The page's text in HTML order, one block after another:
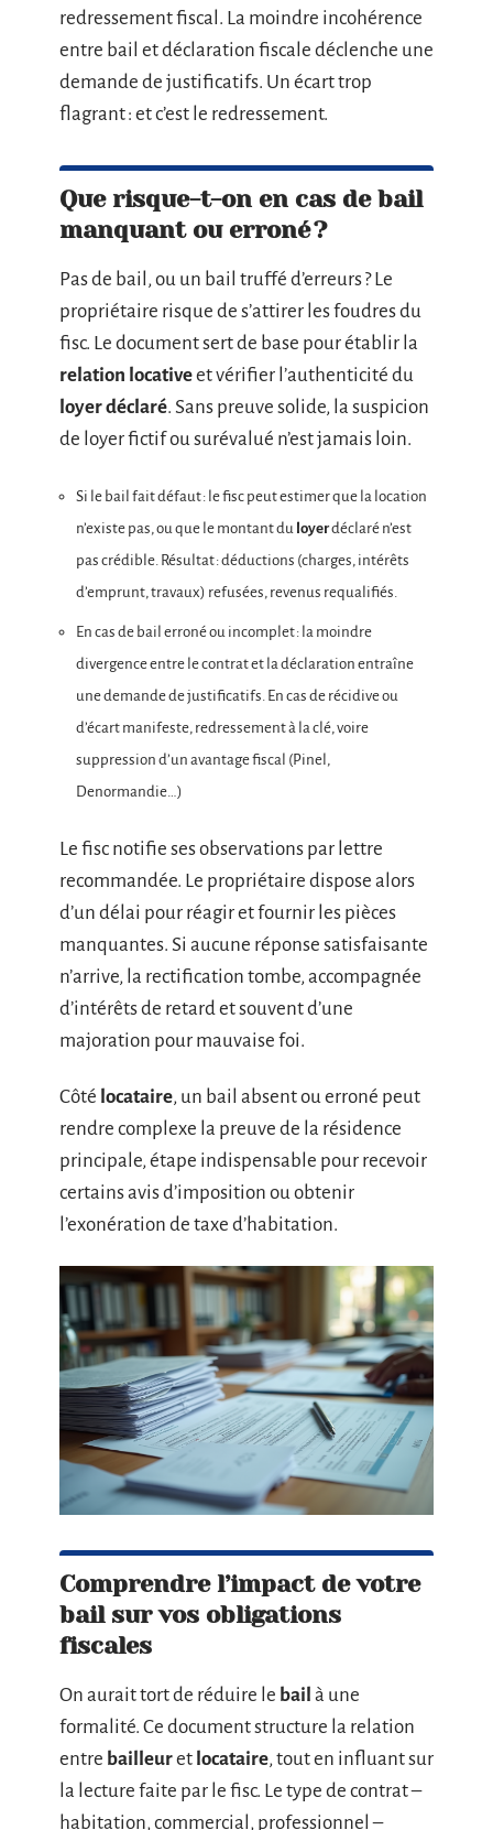
redressement fiscal. La moindre incohérence
entre bail et déclaration fiscale déclenche une
demande de justificatifs. Un écart trop
flagrant : et c’est le redressement.
Que risque-t-on en cas de bail
manquant ou erroné ?
Pas de bail, ou un bail truffé d’erreurs ? Le
propriétaire risque de s’attirer les foudres du
fisc. Le document sert de base pour établir la
relation locativeet vérifier l’authenticité du
loyer déclaré. Sans preuve solide, la suspicion
de loyer fictif ou surévalué n’est jamais loin.
Si le bail fait défaut : le fisc peut estimer que la location
n’existe pas, ou que le montant du loyerdéclaré n’est
pas crédible. Résultat : déductions (charges, intérêts
d’emprunt, travaux) refusées, revenus requalifiés.
En cas de bail erroné ou incomplet : la moindre
divergence entre le contrat et la déclaration entraîne
une demande de justificatifs. En cas de récidive ou
d’écart manifeste, redressement à la clé, voire
suppression d’un avantage fiscal (Pinel,
Denormandie…)
Le fisc notifie ses observations par lettre
recommandée. Le propriétaire dispose alors
d’un délai pour réagir et fournir les pièces
manquantes. Si aucune réponse satisfaisante
n’arrive, la rectification tombe, accompagnée
d’intérêts de retard et souvent d’une
majoration pour mauvaise foi.
Côté locataire, un bail absent ou erroné peut
rendre complexe la preuve de la résidence
principale, étape indispensable pour recevoir
certains avis d’imposition ou obtenir
l’exonération de taxe d’habitation.
Comprendre l’impact de votre
bail sur vos obligations
fiscales
On aurait tort de réduire le bail à une
formalité. Ce document structure la relation
entre bailleuret locataire, tout en influant sur
la lecture faite par le fisc. Le type de contrat –
habitation, commercial, professionnel –